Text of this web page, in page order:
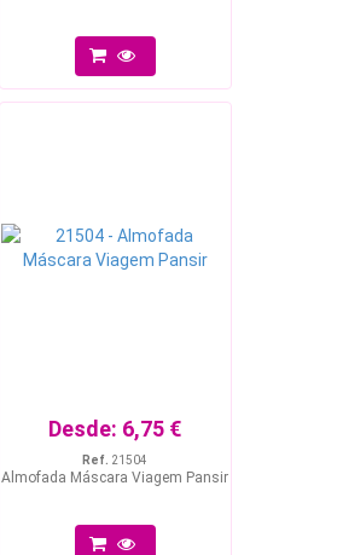
Desde: 6,75 €
Ref. 21504
Almofada Máscara Viagem Pansir